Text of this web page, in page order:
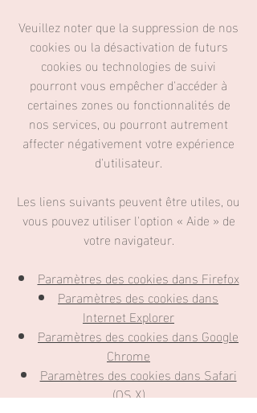
Veuillez noter que la suppression de nos
cookies ou la désactivation de futurs
cookies ou technologies de suivi
pourront vous empêcher d'accéder à
certaines zones ou fonctionnalités de
nos services, ou pourront autrement
affecter négativement votre expérience
d'utilisateur.
Les liens suivants peuvent être utiles, ou
vous pouvez utiliser l'option «Aide » de
votre navigateur.
Paramètres des cookies dans Firefox
Paramètres des cookies dans
Internet Explorer
Paramètres des cookies dans Google
Chrome
Paramètres des cookies dans Safari
(OS X)